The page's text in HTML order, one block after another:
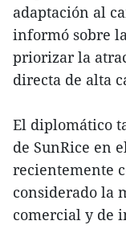
adaptación al
informó sobre
priorizar la
directa de alta
El diplomático
de SunRice en
recientemente
considerado la
comercial y de